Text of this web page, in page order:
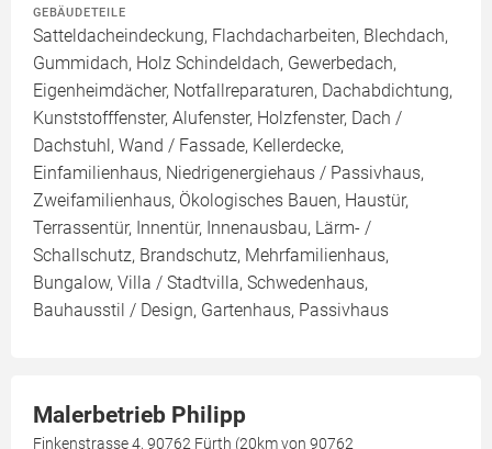
GEBÄUDETEILE
Satteldacheindeckung, Flachdacharbeiten, Blechdach,
Gummidach, Holz Schindeldach, Gewerbedach,
Eigenheimdächer, Notfallreparaturen, Dachabdichtung,
Kunststofffenster, Alufenster, Holzfenster, Dach /
Dachstuhl, Wand / Fassade, Kellerdecke,
Einfamilienhaus, Niedrigenergiehaus / Passivhaus,
Zweifamilienhaus, Ökologisches Bauen, Haustür,
Terrassentür, Innentür, Innenausbau, Lärm- /
Schallschutz, Brandschutz, Mehrfamilienhaus,
Bungalow, Villa / Stadtvilla, Schwedenhaus,
Bauhausstil / Design, Gartenhaus, Passivhaus
Malerbetrieb Philipp
Finkenstrasse 4, 90762 Fürth (20km von 90762